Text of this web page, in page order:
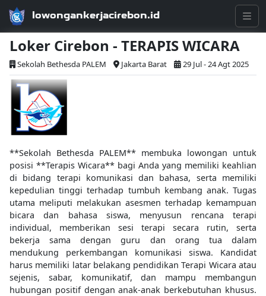
lowongankerjacirebon.id
Loker Cirebon - TERAPIS WICARA
Sekolah Bethesda PALEM Jakarta Barat 29 Jul - 24 Agt 2025
**Sekolah Bethesda PALEM** membuka lowongan untuk
posisi **Terapis Wicara** bagi Anda yang memiliki keahlian
di bidang terapi komunikasi dan bahasa, serta memiliki
kepedulian tinggi terhadap tumbuh kembang anak. Tugas
utama meliputi melakukan asesmen terhadap kemampuan
bicara dan bahasa siswa, menyusun rencana terapi
individual, memberikan sesi terapi secara rutin, serta
bekerja sama dengan guru dan orang tua dalam
mendukung perkembangan komunikasi siswa. Kandidat
harus memiliki latar belakang pendidikan Terapi Wicara atau
sejenis, sabar, komunikatif, dan mampu membangun
hubungan positif dengan anak-anak berkebutuhan khusus.